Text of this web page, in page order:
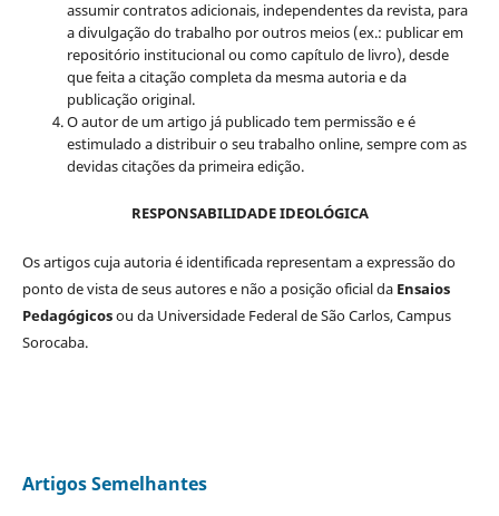
assumir contratos adicionais, independentes da revista, para
a divulgação do trabalho por outros meios (ex.: publicar em
repositório institucional ou como capítulo de livro), desde
que feita a citação completa da mesma autoria e da
publicação original.
O autor de um artigo já publicado tem permissão e é
estimulado a distribuir o seu trabalho online, sempre com as
devidas citações da primeira edição.
RESPONSABILIDADE IDEOLÓGICA
Os artigos cuja autoria é identificada representam a expressão do
ponto de vista de seus autores e não a posição oficial da Ensaios
Pedagógicosou da Universidade Federal de São Carlos, Campus
Sorocaba.
Artigos Semelhantes